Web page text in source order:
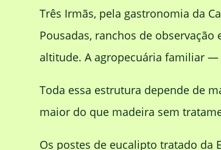
Três Irmãs, pela gastronomia da
Pousadas, ranchos de
altitude. A agropecuária familiar —
Toda essa estrutura depende de
maior do que madeira sem
Os postes de eucalipto tratado da